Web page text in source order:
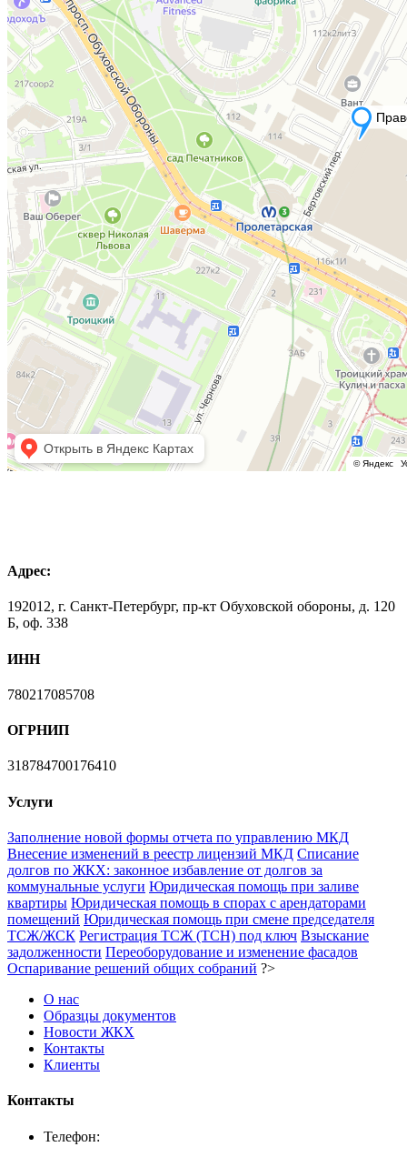
Адрес:
192012, г. Санкт-Петербург, пр-кт Обуховской обороны, д. 120
Б, оф. 338
ИНН
780217085708
ОГРНИП
318784700176410
Услуги
Заполнение новой формы отчета по управлению МКД
Внесение изменений в реестр лицензий МКД Списание
долгов по ЖКХ: законное избавление от долгов за
коммунальные услуги Юридическая помощь при заливе
квартиры Юридическая помощь в спорах с арендаторами
помещений Юридическая помощь при смене председателя
ТСЖ/ЖСК Регистрация ТСЖ (ТСН) под ключ Взыскание
задолженности Переоборудование и изменение фасадов
Оспаривание решений общих собраний ?>
О нас
Образцы документов
Новости ЖКХ
Контакты
Клиенты
Контакты
Телефон: